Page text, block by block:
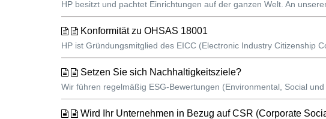
HP besitzt und pachtet Einrichtungen auf der ganzen Welt. An
Konformität zu OHSAS 18001
HP ist Gründungsmitglied des EICC (Electronic Industry Citizenship
Setzen Sie sich Nachhaltigkeitsziele?
Wir führen regelmäßig ESG-Bewertungen (Environmental, Social
Wird Ihr Unternehmen in Bezug auf CSR (Corporate Social